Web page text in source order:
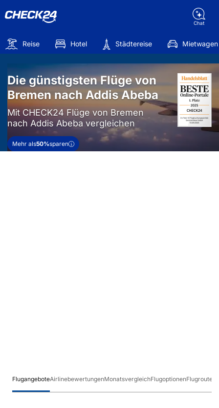
Chat
Reise Hotel Städtereise Mietwagen
Die günstigsten Flüge von
Bremen nach Addis Abeba
Mit CHECK24 Flüge von Bremen
nach Addis Abeba vergleichen
Mehr als50%sparen
FlugangeboteAirlinebewertungenMonatsvergleichFlugoptionenFlugrouten